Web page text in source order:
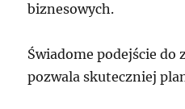
biznesowych.
Świadome podejście do
pozwala skuteczniej